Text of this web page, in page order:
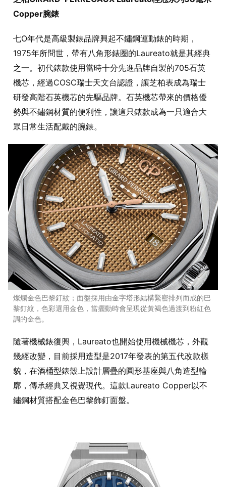
Copper腕錶
七O年代是高級製錶品牌興起不鏽鋼運動錶的時期，
1975年所問世，帶有八角形錶圈的Laureato就是其經典
之一。初代錶款使用當時十分先進品牌自製的705石英
機芯，經過COSC瑞士天文台認證，讓芝柏表成為瑞士
研發高階石英機芯的先驅品牌。石英機芯帶來的價格優
勢與不鏽鋼材質的便利性，讓這只錶款成為一只適合大
眾日常生活配戴的腕錶。
燦爛金色巴黎釘紋；面盤採用由金字塔形結構緊密排列而成的巴
黎釘紋，色彩選用金色，當擺動時會呈現從黃褐色過渡到粉紅色
調的金色。
隨著機械錶復興，Laureato也開始使用機械機芯，外觀
幾經改變，目前採用造型是2017年發表的第五代改款樣
貌，在酒桶型錶殼上設計層疊的圓形基座與八角造型輪
廓，傳承經典又視覺現代。這款Laureato Copper以不
鏽鋼材質搭配金色巴黎飾釘面盤。